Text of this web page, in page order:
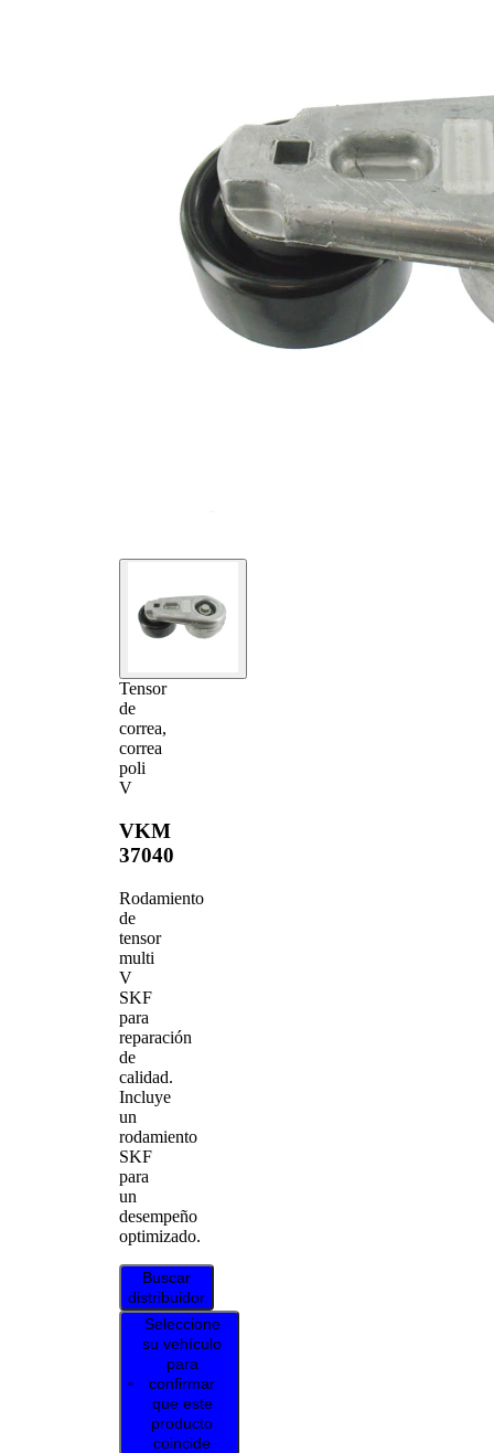
Tensor
de
correa,
correa
poli
V
VKM
37040
Rodamiento
de
tensor
multi
V
SKF
para
reparación
de
calidad.
Incluye
un
rodamiento
SKF
para
un
desempeño
optimizado.
Buscar
distribuidor
Seleccione
su vehículo
para
confirmar
que este
producto
coincide